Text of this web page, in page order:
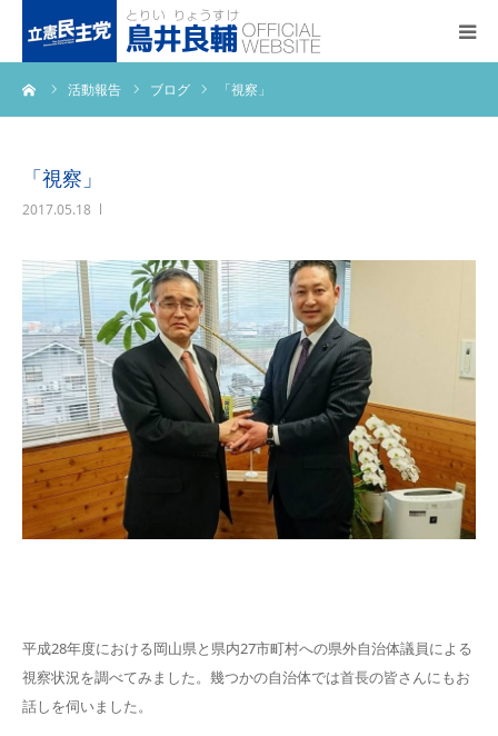
活動報告 ブログ 「視察」
「視察」
2017.05.18
平成28年度における岡山県と県内27市町村への県外自治体議員による
視察状況を調べてみました。幾つかの自治体では首長の皆さんにもお
話しを伺いました。
トップページ
プロフィール
事務所アクセス
活動報告